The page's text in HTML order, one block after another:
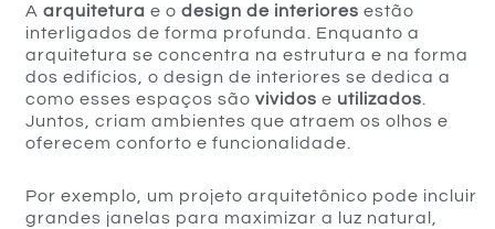
Aarquitetura e odesign de interiores estão
interligados de forma profunda. Enquanto a
arquitetura se concentra na estrutura e na forma
dos edifícios, o design de interiores se dedica a
como esses espaços sãovividos e utilizados
Juntos, criam ambientes que atraem os olhos e
oferecem conforto e funcionalidade.
Por exemplo, um projeto arquitetônico pode incluir
grandes janelas para maximizar a luz natural,